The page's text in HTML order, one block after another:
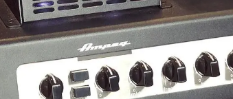
Série Stingray Short Scale
Serie Stingray Ray2 Intro Series
Serie Stingray Ray4/5
Serie Stingray Ray24/25
Serie Stingray Ray34/35
Warwick / Rockbass